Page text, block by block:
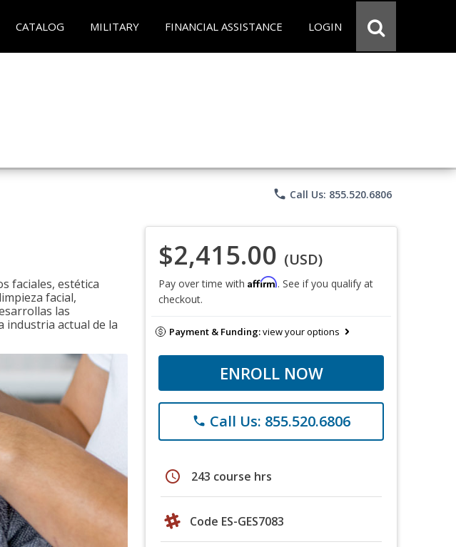
CATALOG MILITARY FINANCIAL ASSISTANCE LOGIN
phone Call Us: 855.520.6806
faciales, estética
facial,
las
industria actual de la
$2,415.00 (USD)
Pay over time with Affirm. See if you qualify at
checkout.
Payment & Funding:view your options
ENROLL NOW
phone Call Us: 855.520.6806
schedule 243 course hrs
Code ES-GES7083